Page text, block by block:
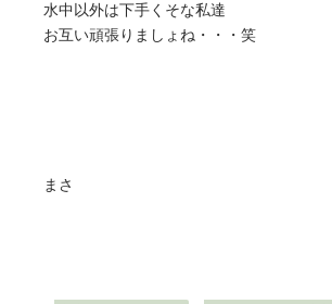
水中以外は下手くそな私達
お互い頑張りましょね・・・笑
まさ